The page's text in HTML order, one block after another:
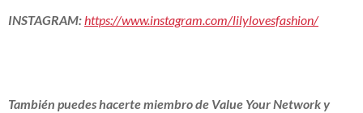
INSTAGRAM:https://www.instagram.com/lilylovesfashion/
También puedes hacerte miembro de Value Your Network y